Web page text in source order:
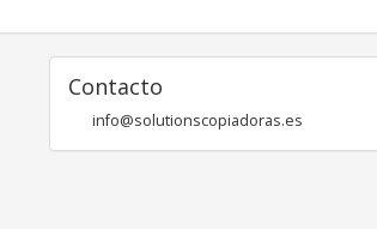
Contacto
info@solutionscopiadoras.es